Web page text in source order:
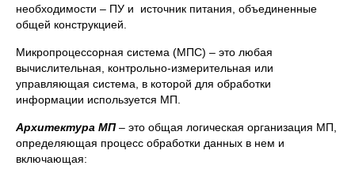
необходимости – ПУ и источник питания, объединенные
общей конструкцией.
Микропроцессорная система (МПС) – это любая
вычислительная, контрольно-измерительная или
управляющая система, в которой для обработки
информации используется МП.
Архитектура МП– это общая логическая организация МП,
определяющая процесс обработки данных в нем и
включающая: